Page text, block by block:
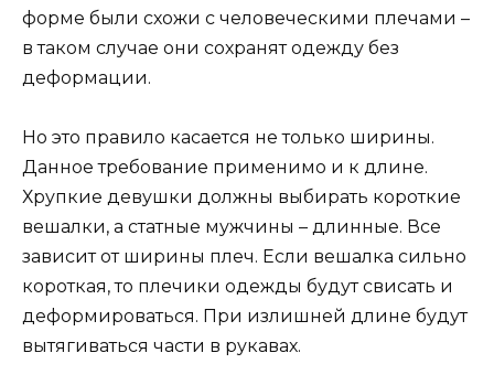
форме были схожи с человеческими плечами –
в таком случае они сохранят одежду без
деформации.
Но это правило касается не только ширины.
Данное требование применимо и к длине.
Хрупкие девушки должны выбирать короткие
вешалки, а статные мужчины – длинные. Все
зависит от ширины плеч. Если вешалка сильно
короткая, то плечики одежды будут свисать и
деформироваться. При излишней длине будут
вытягиваться части в рукавах.